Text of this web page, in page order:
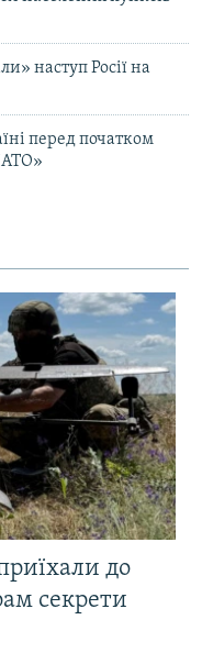
наступ Росії на
перед початком
до
секрети